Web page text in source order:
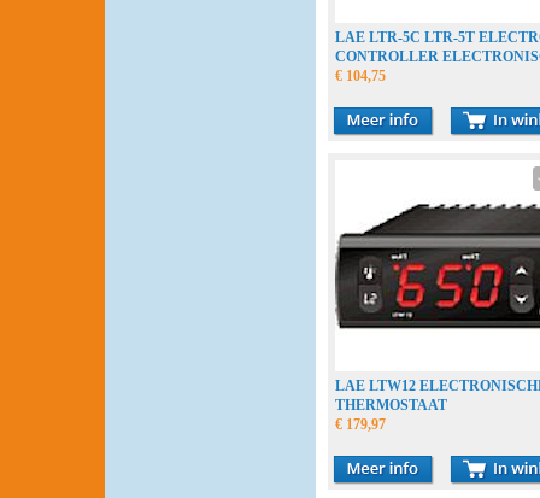
LAE LTR-5C LTR-5T
CONTROLLER
REGELAAR THERMOSTAT
€ 104,75
LAE LTW12
THERMOSTAAT
€ 179,97